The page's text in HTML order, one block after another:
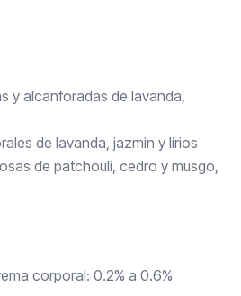
y alcanforadas de lavanda,
de lavanda, jazmin y lirios
de patchouli, cedro y musgo,
corporal: 0.2% a 0.6%